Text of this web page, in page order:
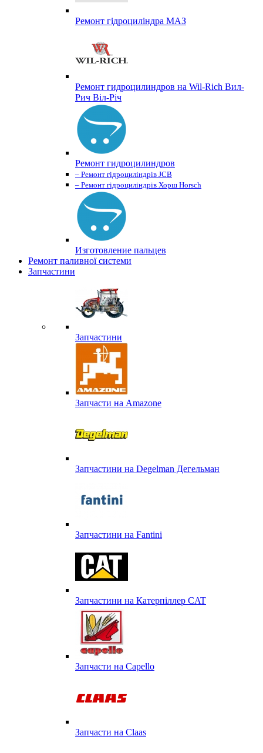
Ремонт гідроциліндра МАЗ
Ремонт гидроцилиндров на Wil-Rich Вил-
Рич Віл-Річ
Ремонт гидроцилиндров
– Ремонт гідроциліндрів JCB
– Ремонт гідроциліндрів Хорш Horsch
Изготовление пальцев
Ремонт паливної системи
Запчастини
Запчастини
Запчасти на Amazone
Запчастини на Degelman Дегельман
Запчастини на Fantini
Запчастини на Катерпіллер CAT
Запчасти на Capello
Запчасти на Сlaas